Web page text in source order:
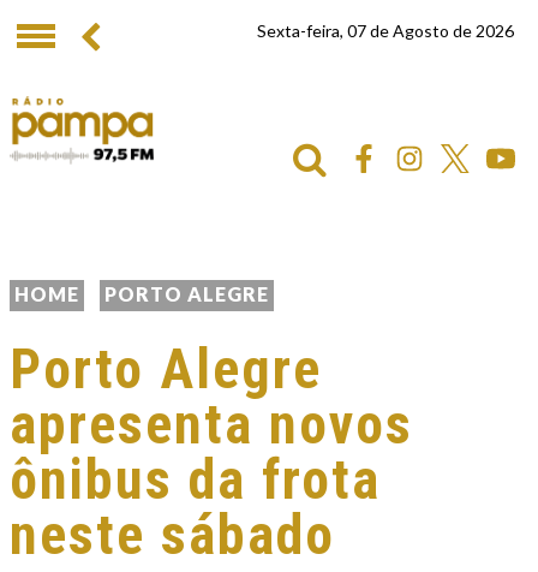
Sexta-feira, 07 de Agosto de 2026
HOME PORTO ALEGRE
Porto Alegre
apresenta novos
ônibus da frota
neste sábado